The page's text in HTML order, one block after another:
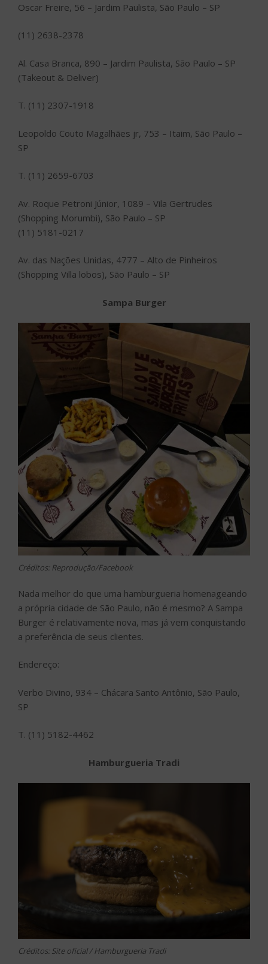
Oscar Freire, 56 – Jardim Paulista, São Paulo – SP
(11) 2638-2378
Al. Casa Branca, 890 – Jardim Paulista, São Paulo – SP
(Takeout & Deliver)
T. (11) 2307-1918
Leopoldo Couto Magalhães jr, 753 – Itaim, São Paulo –
SP
T. (11) 2659-6703
Av. Roque Petroni Júnior, 1089 – Vila Gertrudes
(Shopping Morumbi), São Paulo – SP
(11) 5181-0217
Av. das Nações Unidas, 4777 – Alto de Pinheiros
(Shopping Villa lobos), São Paulo – SP
Sampa Burger
Créditos: Reprodução/Facebook
Nada melhor do que uma hamburgueria homenageando
a própria cidade de São Paulo, não é mesmo? A Sampa
Burger é relativamente nova, mas já vem conquistando
a preferência de seus clientes.
Endereço:
Verbo Divino, 934 – Chácara Santo Antônio, São Paulo,
SP
T. (11) 5182-4462
Hamburgueria Tradi
Créditos: Site oficial / Hamburgueria Tradi